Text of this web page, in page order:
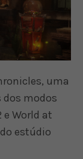
uma
modos
e World at
estúdio